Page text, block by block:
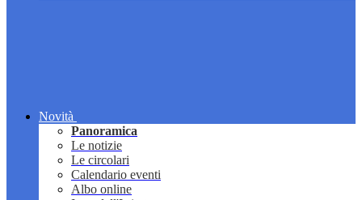
Novità
Panoramica
Le notizie
Le circolari
Calendario eventi
Albo online